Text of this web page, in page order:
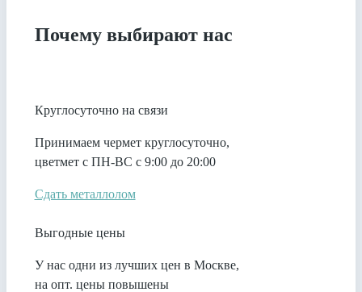
Почему выбирают нас
Круглосуточно на связи
Принимаем чермет круглосуточно,
цветмет с ПН-ВС с 9:00 до 20:00
Сдать металлолом
Выгодные цены
У нас одни из лучших цен в Москве,
на опт. цены повышены